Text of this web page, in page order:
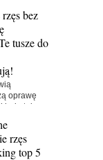
bez
tusze do
oprawę
tak
rzęs
top 5